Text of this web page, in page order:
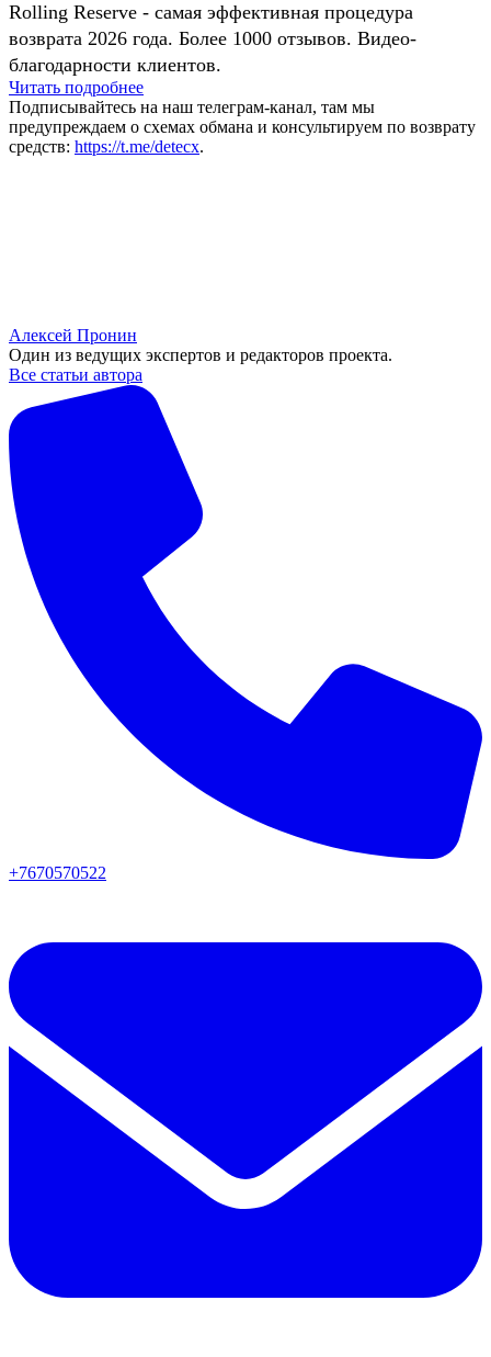
Rolling Reserve - самая эффективная процедура
возврата 2026 года. Более 1000 отзывов. Видео-
благодарности клиентов.
Читать подробнее
Подписывайтесь на наш телеграм-канал, там мы
предупреждаем о схемах обмана и консультируем по возврату
средств: https://t.me/detecx.
Алексей Пронин
Один из ведущих экспертов и редакторов проекта.
Все статьи автора
+7670570522